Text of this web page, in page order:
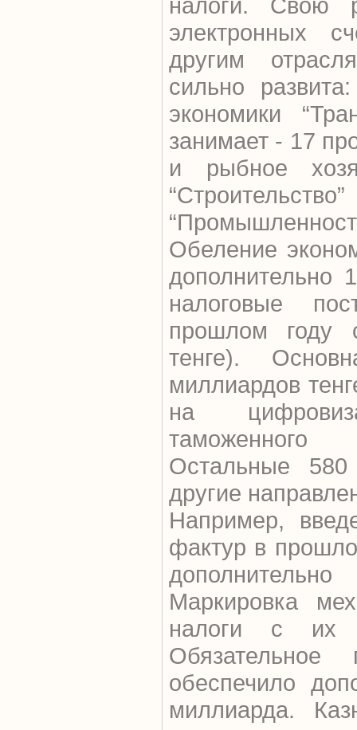
электронных
другим
сильно
экономики
занимает - 17
и рыбное
Обеление
дополнительно
налоговые
прошлом году
тенге).
миллиардов
на
Остальные
другие
Например,
фактур в
Маркировка
налоги с их
Обязательное
обеспечило
миллиарда.